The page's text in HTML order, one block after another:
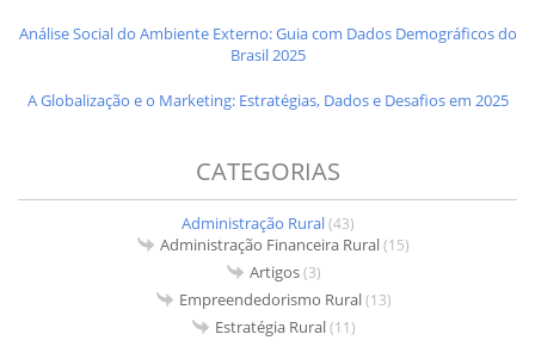
Análise Social do Ambiente Externo: Guia com Dados Demográficos do
Brasil 2025
A Globalização e o Marketing: Estratégias, Dados e Desafios em 2025
CATEGORIAS
Administração Rural(43)
Administração Financeira Rural(15)
Artigos(3)
Empreendedorismo Rural(13)
Estratégia Rural(11)